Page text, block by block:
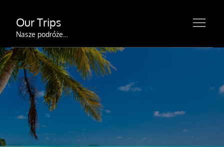
content
Our Trips
Nasze podróże…